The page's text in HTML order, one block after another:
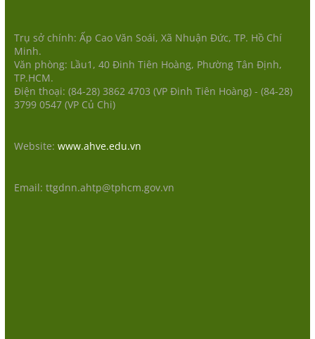
Trụ sở chính: Ấp Cao Văn Soái, Xã Nhuận Đức, TP. Hồ Chí
Minh.
Văn phòng: Lầu1, 40 Đinh Tiên Hoàng, Phường Tân Định,
TP.HCM.
Điện thoại: (84-28) 3862 4703 (VP Đinh Tiên Hoàng) - (84-28)
3799 0547 (VP Củ Chi)
Website: www.ahve.edu.vn
Email: ttgdnn.ahtp@tphcm.gov.vn